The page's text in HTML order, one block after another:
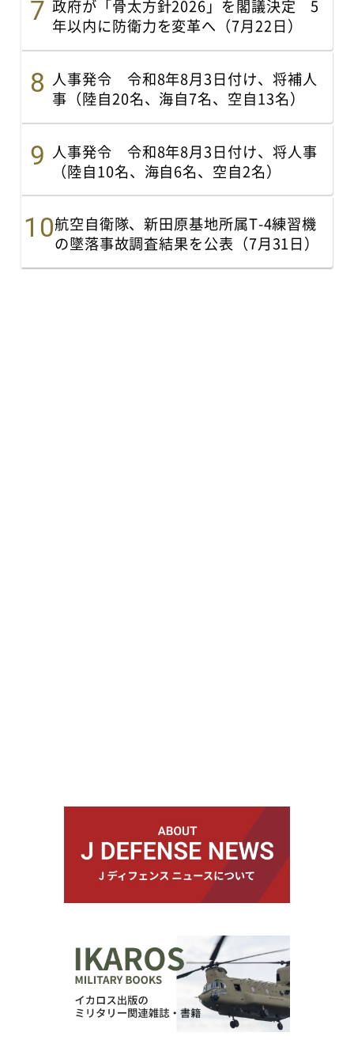
政府が「骨太方針2026」を閣議決定 5
年以内に防衛力を変革へ（7月22日）
人事発令 令和8年8月3日付け、将補人
事（陸自20名、海自7名、空自13名）
人事発令 令和8年8月3日付け、将人事
（陸自10名、海自6名、空自2名）
航空自衛隊、新田原基地所属T-4練習機
の墜落事故調査結果を公表（7月31日）